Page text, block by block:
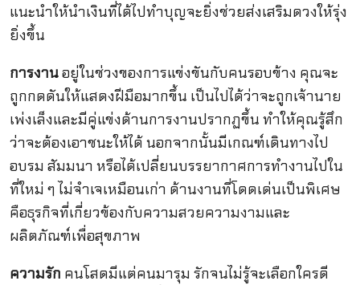
แนะนำให้นำเงินที่ได้ไปทำบุญจะยิ่งช่วยส่งเสริมดวงให้รุ่ง
ยิ่งขึ้น
การงานอยู่ในช่วงของการแข่งขันกับคนรอบข้าง คุณจะ
ถูกกดดันให้แสดงฝีมือมากขึ้น เป็นไปได้ว่าจะถูกเจ้านาย
เพ่งเล็งและมีคู่แข่งด้านการงานปรากฏขึ้น ทำให้คุณรู้สึก
ว่าจะต้องเอาชนะให้ได้ นอกจากนั้นมีเกณฑ์เดินทางไป
อบรม สัมมนา หรือได้เปลี่ยนบรรยากาศการทำงานไปใน
ที่ใหม่ ๆ ไม่จำเจเหมือนเก่า ด้านงานที่โดดเด่นเป็นพิเศษ
คือธุรกิจที่เกี่ยวข้องกับความสวยความงามและ
ผลิตภัณฑ์เพื่อสุขภาพ
ความรัก คนโสดมีแต่คนมารุม รักจนไม่รู้จะเลือกใครดี